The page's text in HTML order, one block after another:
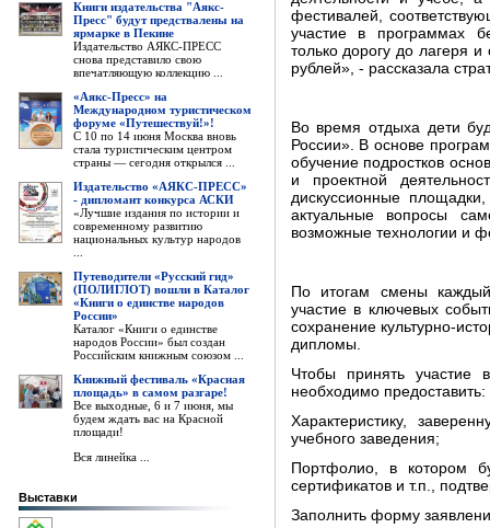
Книги издательства "Аякс-
Пресс" будут предствалены на
ярмарке в Пекине
Издательство АЯКС-ПРЕСС
снова представило свою
впечатляющую коллекцию ...
«Аякс-Пресс» на
Международном туристическом
форуме «Путешествуй!»!
С 10 по 14 июня Москва вновь
стала туристическим центром
страны — сегодня открылся ...
Издательство «АЯКС-ПРЕСС»
- дипломант конкурса АСКИ
«Лучшие издания по истории и
современному развитию
национальных культур народов
Путеводители «Русский гид»
(ПОЛИГЛОТ) вошли в Каталог
«Книги о единстве народов
России»
Каталог «Книги о единстве
народов России» был создан
Российским книжным союзом ...
Книжный фестиваль «Красная
площадь» в самом разгаре!
Все выходные, 6 и 7 июня, мы
будем ждать вас на Красной
площади!
Вся линейка ...
Выставки
фестивалей,
участие в программах
только дорогу до лагеря
рублей», - рассказала
Во время отдыха дети
России». В основе
обучение подростков
и проектной
дискуссионные
актуальные вопросы
возможные технологии и
По итогам смены каждый
участие в ключевых
сохранение культурно-
дипломы.
Чтобы принять
необходимо предоставить:
Характеристику,
учебного заведения;
Портфолио, в котором
сертификатов и т.п.,
Заполнить форму